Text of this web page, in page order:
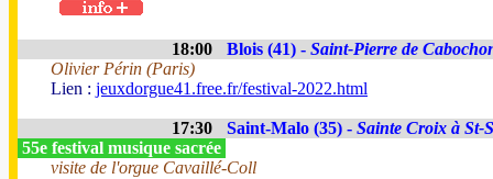
18:00 Blois (41) - Saint-Pierre de
Olivier Périn (Paris)
Lien : jeuxdorgue41.free.fr/festival-2022.html
17:30 Saint-Malo (35) - Sainte Croix à St-
55e festival musique sacrée
visite de l'orgue Cavaillé-Coll